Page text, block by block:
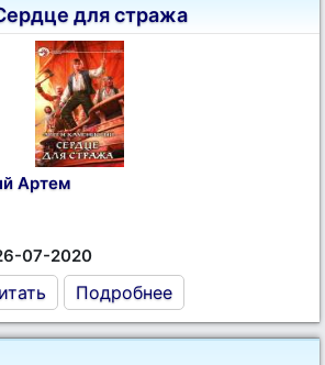
для стража
Артем
07-2020
Подробнее